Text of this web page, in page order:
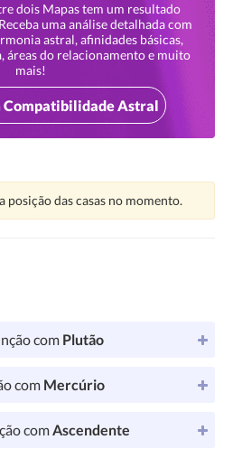
dois Mapas tem um resultado
uma análise detalhada com
astral, afinidades básicas,
áreas do relacionamento e muito
mais!
Compatibilidade Astral
posição das casas no momento.
com Plutão
com Mercúrio
comAscendente